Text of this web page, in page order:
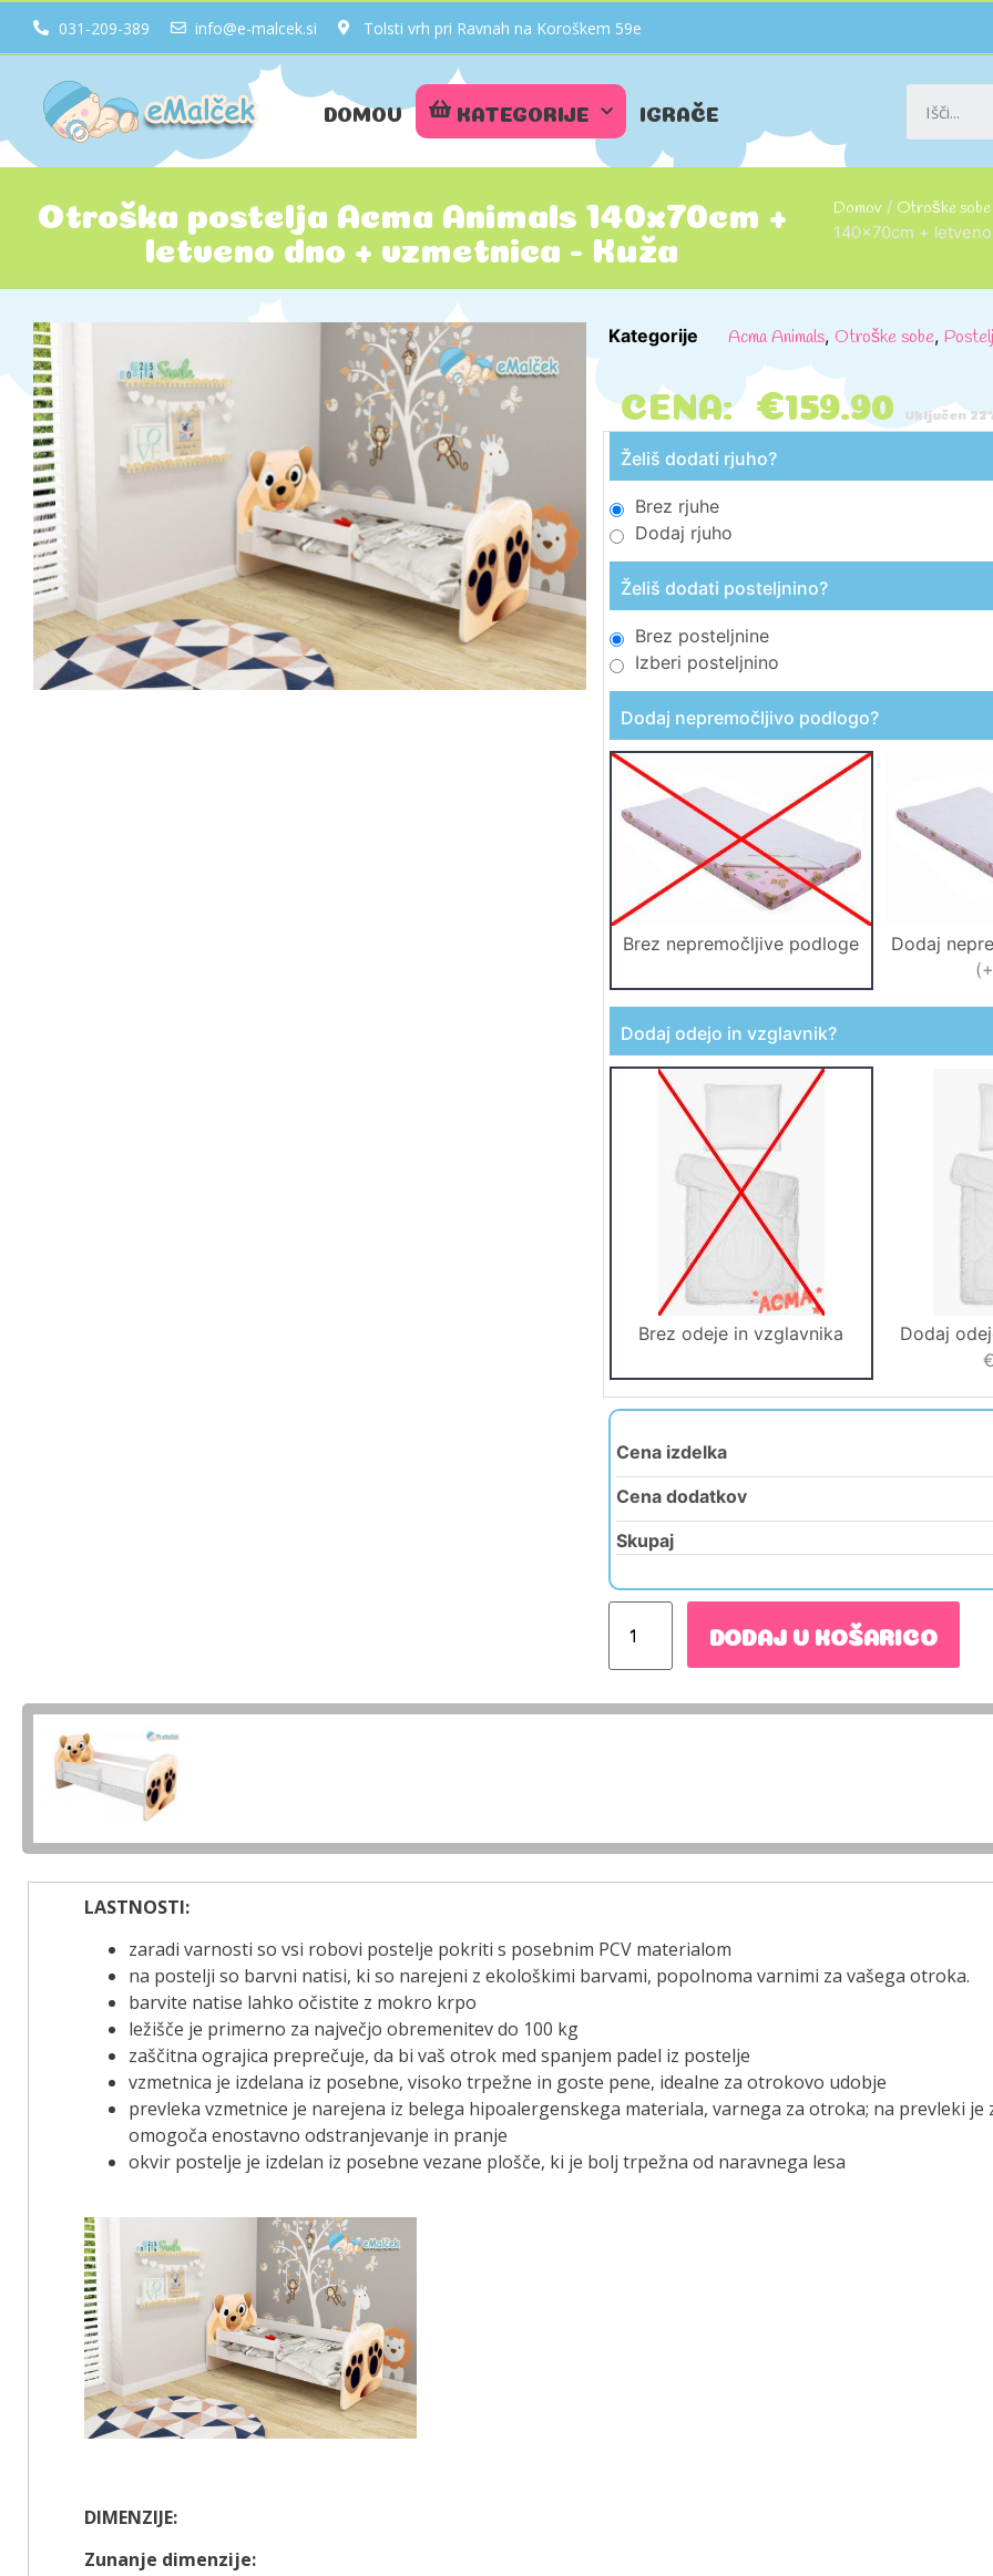
031-209-389 info@e-malcek.si Tolsti vrh pri Ravnah na Koroškem 59e
DOMOV KATEGORIJE IGRAČE
Otroška postelja Acma Animals 140x70cm +
letveno dno + vzmetnica - Kuža
Domov / Otroške sobe
140x70cm +
Kategorije Acma Animals, Otroške sobe,
CENA: €159.90
Vključen
Želiš dodati rjuho?
Brez rjuhe
Dodaj rjuho
Želiš dodati posteljnino?
Brez posteljnine
Izberi posteljnino
Dodaj nepremočljivo podlogo?
Brez nepremočljive podloge
Dodaj
(
Dodaj odejo in vzglavnik?
Brez odeje in vzglavnika
Dodaj
Cena izdelka
Cena dodatkov
Skupaj
DODAJ V KOŠARICO
LASTNOSTI:
zaradi varnosti so vsi robovi postelje pokriti s posebnim PCV materialom
na postelji so barvni natisi, ki so narejeni z ekološkimi barvami, popolnoma varnimi za vašega otroka.
barvite natise lahko očistite z mokro krpo
ležišče je primerno za največjo obremenitev do 100 kg
zaščitna ograjica preprečuje, da bi vaš otrok med spanjem padel iz postelje
vzmetnica je izdelana iz posebne, visoko trpežne in goste pene, idealne za otrokovo udobje
prevleka vzmetnice je narejena iz belega hipoalergenskega materiala, varnega za otroka; na prevleki je
omogoča enostavno odstranjevanje in pranje
okvir postelje je izdelan iz posebne vezane plošče, ki je bolj trpežna od naravnega lesa
DIMENZIJE:
Zunanje dimenzije: